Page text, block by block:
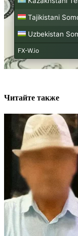
Читайте также